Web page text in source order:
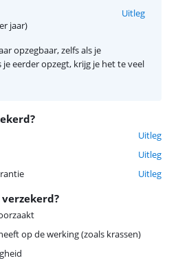
Uitleg
Uitleg
Uitleg
op de werking (zoals krassen)
jaar)
Uitleg
opzegbaar, zelfs als je
eerder opzegt, krijg je het te veel